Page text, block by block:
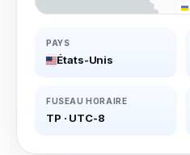
PAYS
États-Unis
FUSEAU HORAIRE
TP · UTC-8